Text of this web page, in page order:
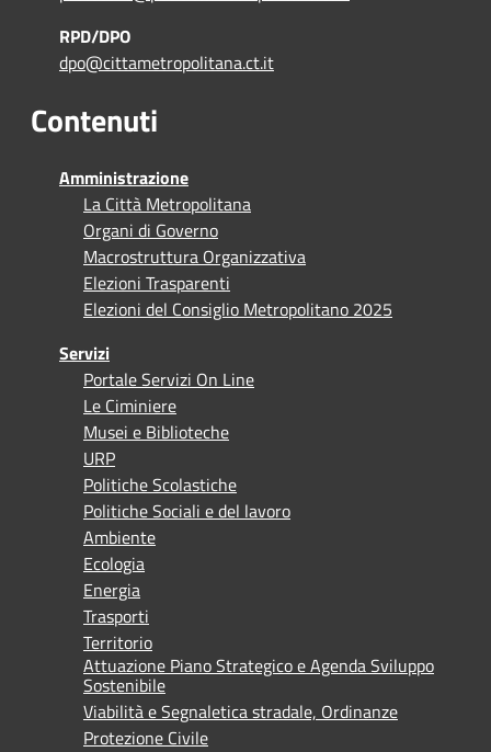
RPD/DPO
dpo@cittametropolitana.ct.it
Contenuti
Amministrazione
La Città Metropolitana
Organi di Governo
Macrostruttura Organizzativa
Elezioni Trasparenti
Elezioni del Consiglio Metropolitano 2025
Servizi
Portale Servizi On Line
Le Ciminiere
Musei e Biblioteche
URP
Politiche Scolastiche
Politiche Sociali e del lavoro
Ambiente
Ecologia
Energia
Trasporti
Territorio
Attuazione Piano Strategico e Agenda Sviluppo
Sostenibile
Viabilità e Segnaletica stradale, Ordinanze
Protezione Civile